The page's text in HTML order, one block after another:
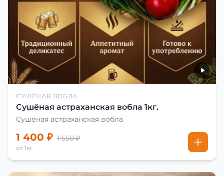
СУШЁНАЯ ВОБЛА
Сушёная астраханская вобла 1кг.
Сушёная астраханская вобла
1 400 ₽ 1 550 ₽
от 1кг